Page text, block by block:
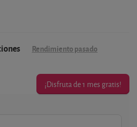
Rendimiento pasado
¡Disfruta de 1 mes gratis!